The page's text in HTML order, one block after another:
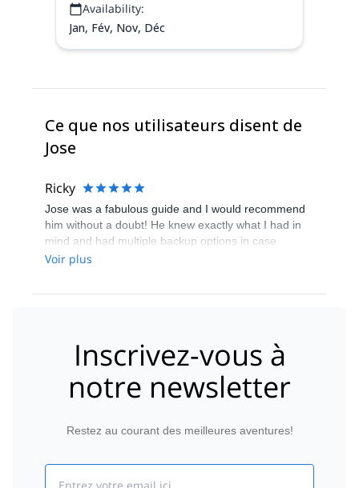
Availability:
Jan, Fév, Nov, Déc
Ce que nos utilisateurs disent de
Jose
Ricky
Jose was a fabulous guide and I would recommend
him without a doubt! He knew exactly what I had in
mind and had multiple backup options in case
weather related issues caused a problem. He
Voir plus
Inscrivez-vous à
notre newsletter
Restez au courant des meilleures aventures!